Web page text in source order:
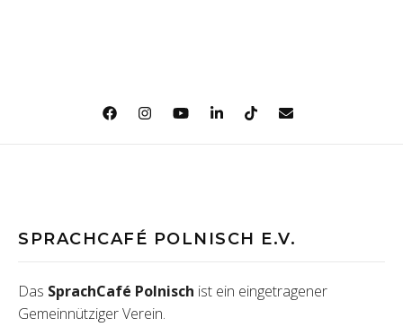
SPRACHCAFÉ POLNISCH E.V.
Das SprachCafé Polnisch ist ein eingetragener
Gemeinnütziger Verein.